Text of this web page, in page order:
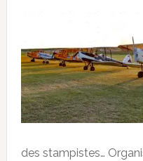
des stampistes…